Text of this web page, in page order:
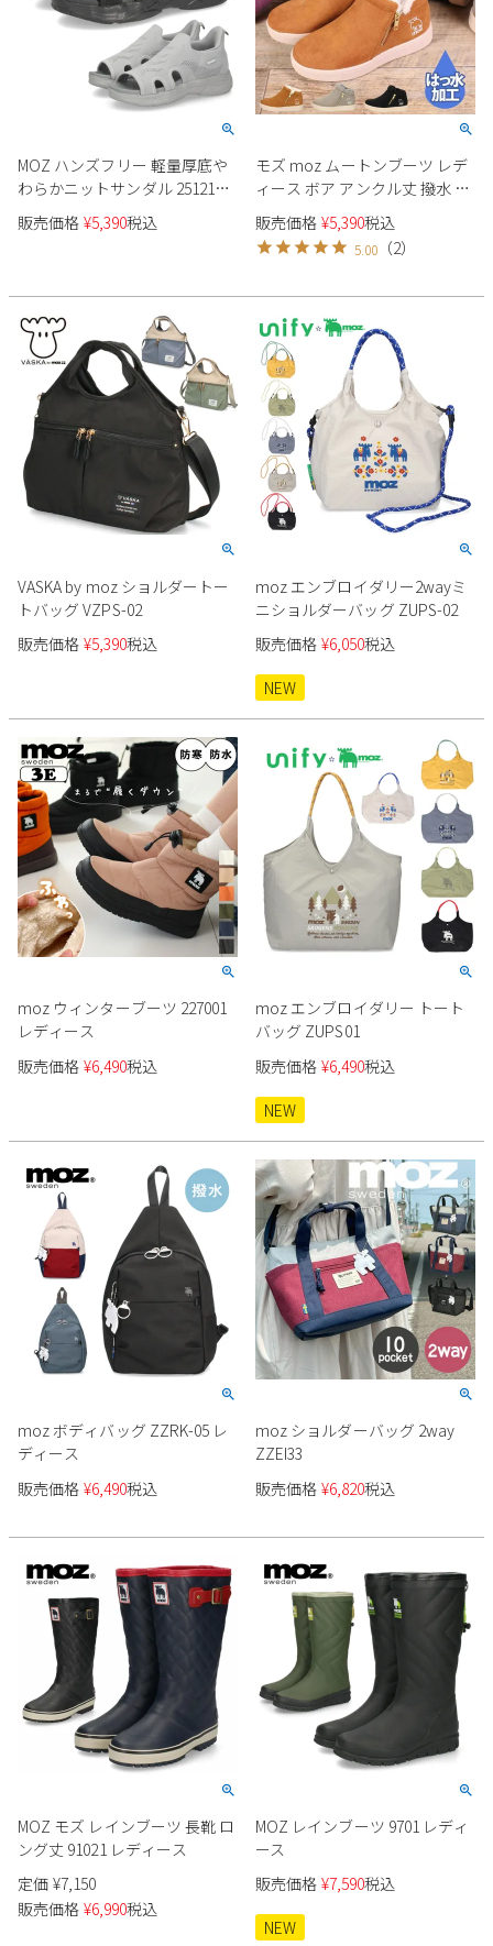
MOZ ハンズフリー 軽量厚底や
わらかニットサンダル 251217
レディース
販売価格 ¥5,390税込
モズ moz ムートンブーツ レデ
ィース ボア アンクル丈 撥水 軽
量 防滑 40351 黒 キャメル グレ
ー ブラック ジップ ファスナー
スエード 女の子
販売価格 ¥5,390税込
5.00 （2）
VASKA by moz ショルダートー
トバッグ VZPS-02
販売価格 ¥5,390税込
moz エンブロイダリー2wayミ
ニショルダーバッグ ZUPS-02
販売価格 ¥6,050税込
NEW
moz ウィンターブーツ 227001
レディース
販売価格 ¥6,490税込
moz エンブロイダリー トート
バッグ ZUPS01
販売価格 ¥6,490税込
NEW
moz ボディバッグ ZZRK-05 レ
ディース
販売価格 ¥6,490税込
moz ショルダーバッグ 2way
ZZEI33
販売価格 ¥6,820税込
MOZ モズ レインブーツ 長靴 ロ
ング丈 91021 レディース
定価 ¥7,150
販売価格 ¥6,990税込
MOZ レインブーツ 9701 レディ
ース
販売価格 ¥7,590税込
NEW